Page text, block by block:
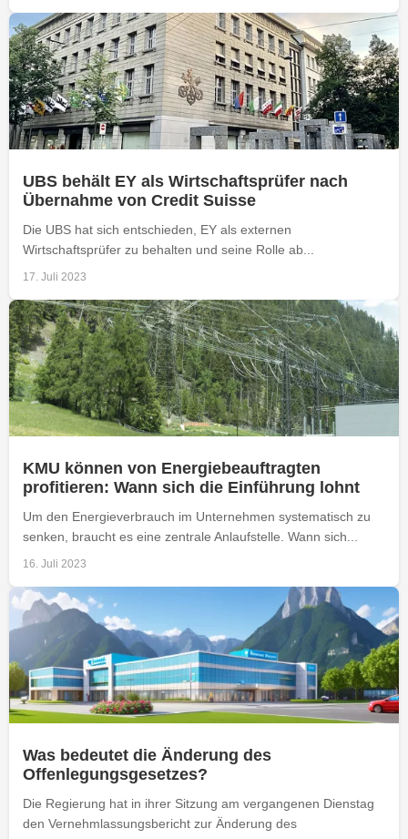
UBS behält EY als Wirtschaftsprüfer nach
Übernahme von Credit Suisse
Die UBS hat sich entschieden, EY als externen
Wirtschaftsprüfer zu behalten und seine Rolle ab...
17. Juli 2023
KMU können von Energiebeauftragten
profitieren: Wann sich die Einführung lohnt
Um den Energieverbrauch im Unternehmen systematisch zu
senken, braucht es eine zentrale Anlaufstelle. Wann sich...
16. Juli 2023
Was bedeutet die Änderung des
Offenlegungsgesetzes?
Die Regierung hat in ihrer Sitzung am vergangenen Dienstag
den Vernehmlassungsbericht zur Änderung des